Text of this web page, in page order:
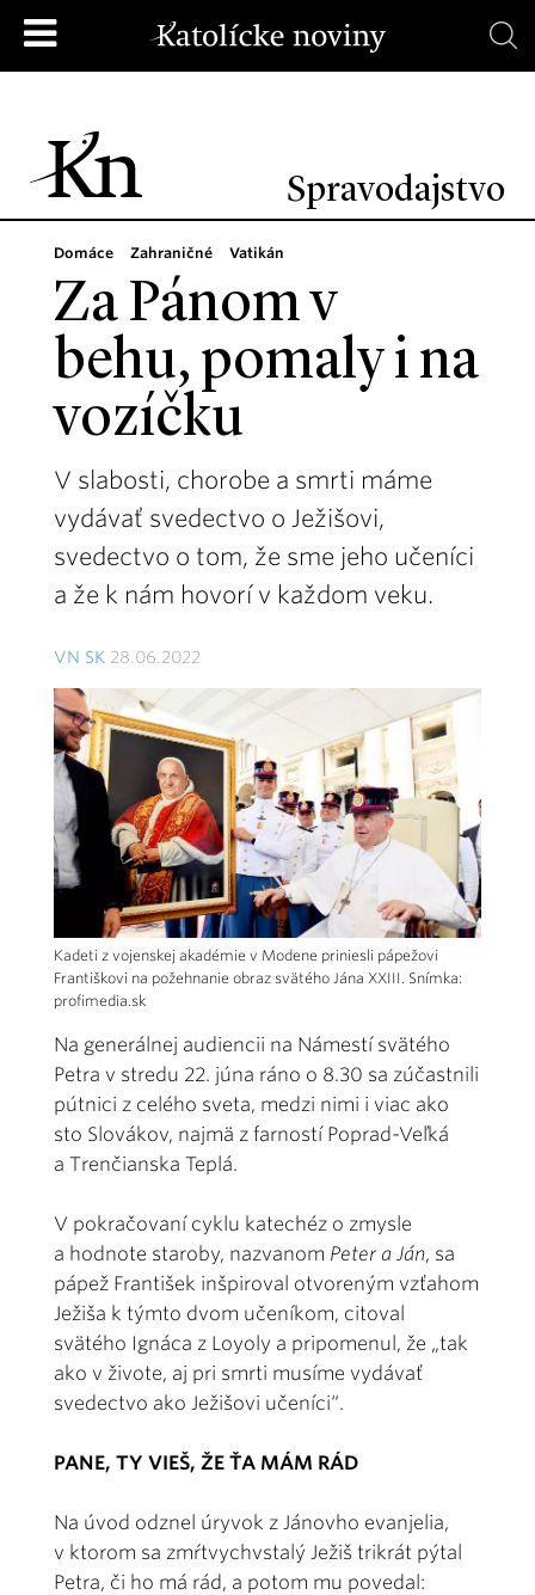
Spravodajstvo
Domáce Zahraničné Vatikán
Za Pánom v
behu, pomaly i na
vozíčku
V slabosti, chorobe a smrti máme
vydávať svedectvo o Ježišovi,
svedectvo o tom, že sme jeho učeníci
a že k nám hovorí v každom veku.
VN SK 28.06.2022
Kadeti z vojenskej akadémie v Modene priniesli pápežovi
Františkovi na požehnanie obraz svätého Jána XXIII. Snímka:
profimedia.sk
Na generálnej audiencii na Námestí svätého
Petra v stredu 22. júna ráno o 8.30 sa zúčastnili
pútnici z celého sveta, medzi nimi i viac ako
sto Slovákov, najmä z farností Poprad-Veľká
a Trenčianska Teplá.
V pokračovaní cyklu katechéz o zmysle
a hodnote staroby, nazvanom Peter a Ján, sa
pápež František inšpiroval otvoreným vzťahom
Ježiša k týmto dvom učeníkom, citoval
svätého Ignáca z Loyoly a pripomenul, že „tak
ako v živote, aj pri smrti musíme vydávať
svedectvo ako Ježišovi učeníci“.
PANE, TY VIEŠ, ŽE ŤA MÁM RÁD
Na úvod odznel úryvok z Jánovho evanjelia,
v ktorom sa zmŕtvychvstalý Ježiš trikrát pýtal
Petra, či ho má rád, a potom mu povedal: